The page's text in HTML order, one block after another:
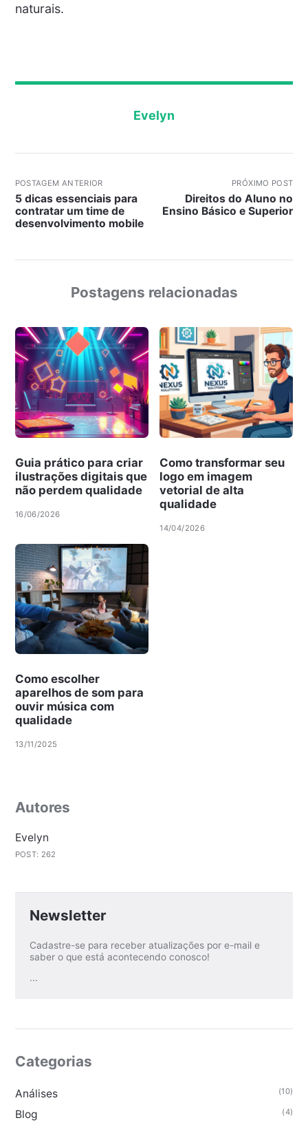
naturais.
Evelyn
POSTAGEM ANTERIOR
5 dicas essenciais para
contratar um time de
desenvolvimento mobile
PRÓXIMO POST
Direitos do Aluno no
Ensino Básico e Superior
Postagens relacionadas
Guia prático para criar
ilustrações digitais que
não perdem qualidade
16/06/2026
Como transformar seu
logo em imagem
vetorial de alta
qualidade
14/04/2026
Como escolher
aparelhos de som para
ouvir música com
qualidade
13/11/2025
Autores
Evelyn
POST: 262
Newsletter
Cadastre-se para receber atualizações por e-mail e
saber o que está acontecendo conosco!
...
Categorias
Análises (10)
Blog (4)